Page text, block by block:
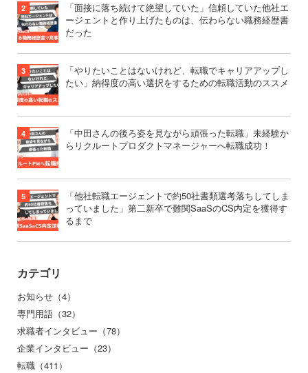
「面接に落ち続けて絶望していた」信頼していた他社エ
ージェントと作り上げたものは、伝わらない職務経歴書
だった
「やりたいことはないけれど、転職でキャリアアップし
たい」納得度の高い選択をするための転職活動のススメ
「中田さんの後ろ姿を見ながら頑張った転職」未経験か
らリクルートプロダクトマネージャーへ転職成功！
「他社転職エージェントで約50社書類選考落ちしてしま
っていました」第二新卒で難関SaaSのCS内定を獲得す
るまで
カテゴリ
お知らせ（4）
専門用語（32）
求職者インタビュー（78）
企業インタビュー（23）
転職（411）